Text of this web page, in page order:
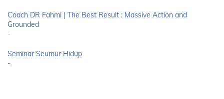
Coach DR Fahmi | The Best Result : Massive Action and
Grounded
-
Seminar Seumur Hidup
-